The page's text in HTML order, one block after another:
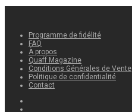
Programme de fidélité
FAQ
À propos
Quaff Magazine
Conditions Générales de Vente
Politique de confidentialité
Contact